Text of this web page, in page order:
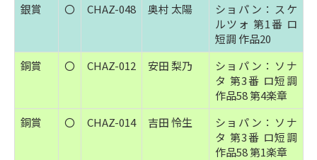
銀賞
〇 CHAZ-048 奥村 太陽
ショパン：スケ
ルツォ 第1番 ロ
短調 作品20
銅賞
〇 CHAZ-012 安田 梨乃
ショパン：ソナ
タ 第3番 ロ短調
作品58 第4楽章
銅賞
〇 CHAZ-014 吉田 怜生
ショパン：ソナ
タ 第3番 ロ短調
作品58 第1楽章